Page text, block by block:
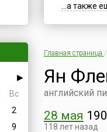
▶
Вс
2
9
...а также
Главная страница /
Ян
английский
28 мая
118 лет назад